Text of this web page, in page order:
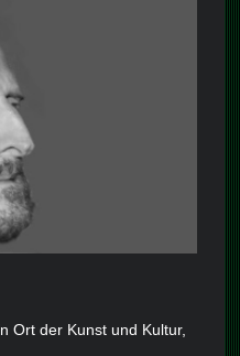
Ort der Kunst und Kultur,